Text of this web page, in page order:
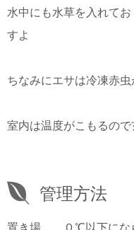
水中にも水草を入れて
すよ
ちなみにエサは冷凍赤虫
室内は温度がこもるの
管理方法